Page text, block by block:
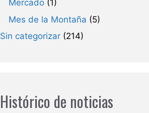
Mercado (1)
Mes de la Montaña (5)
Sin categorizar (214)
Histórico de noticias